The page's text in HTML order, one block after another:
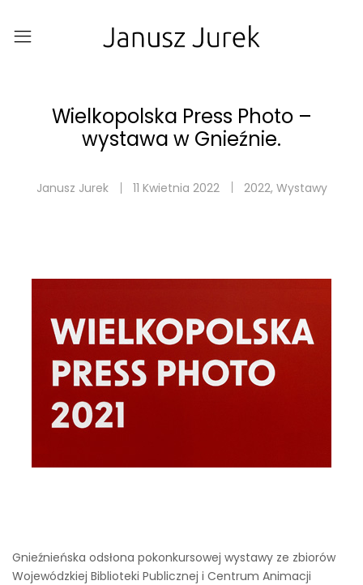
Wielkopolska Press Photo –
wystawa w Gnieźnie.
Janusz Jurek 11 Kwietnia 2022 2022, Wystawy
Gnieźnieńska odsłona pokonkursowej wystawy ze zbiorów
Wojewódzkiej Biblioteki Publicznej i Centrum Animacji